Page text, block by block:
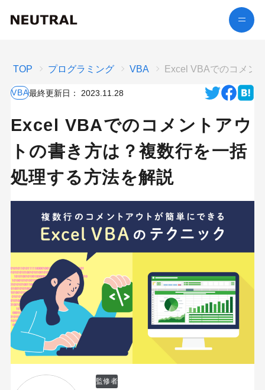
TOP プログラミング VBA Excel VBAでのコメン
VBA最終更新日： 2023.11.28
Excel VBAでのコメントアウ
トの書き方は？複数行を一括
処理する方法を解説
監修者